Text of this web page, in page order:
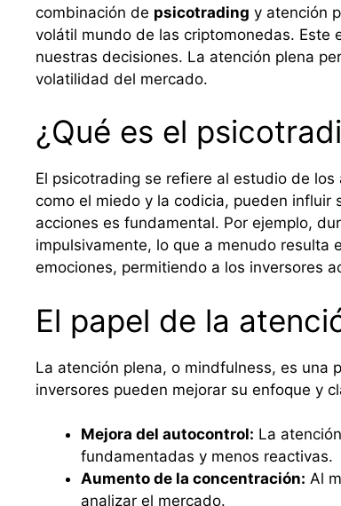
combinación de psicotrading y atención
volátil mundo de las criptomonedas. Este
nuestras decisiones. La atención plena
volatilidad del mercado.
¿Qué es el
El psicotrading se refiere al estudio de
como el miedo y la codicia, pueden influir
acciones es fundamental. Por ejemplo,
impulsivamente, lo que a menudo resulta
emociones, permitiendo a los inversores
El papel de la
La atención plena, o mindfulness, es una
inversores pueden mejorar su enfoque y
Mejora del autocontrol: La
fundamentadas y menos reactivas.
Aumento de la concentración: Al
analizar el mercado.